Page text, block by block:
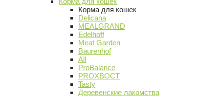
Корма для кошек
Delicana
MEALGRAND
Edelhoff
Meat Garden
Baurenhof
All
ProBalance
PROХВОСТ
Tasty
Деревенские лакомства